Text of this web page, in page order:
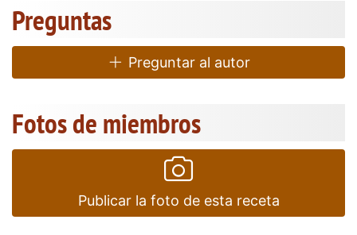
Preguntas
Preguntar al autor
Fotos de miembros
Publicar la foto de esta receta